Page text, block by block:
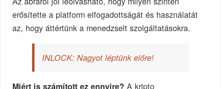
erősítette a platform elfogadottságát és használatát
az, hogy áttértünk a menedzselt szolgáltatásokra.
INLOCK: Nagyot léptünk előre!
Miért is számított ez ennyire? A kripto